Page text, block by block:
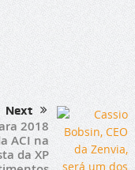
Next
2018
ACI na
da XP